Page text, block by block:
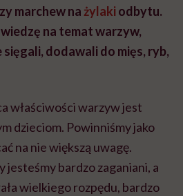
marchew nażylaki odbytu.
na temat warzyw,
sięgali, dodawali do mięs, ryb,
właściwości warzyw jest
dzieciom. Powinniśmy jako
na nie większą uwagę.
jesteśmy bardzo zaganiani, a
wielkiego rozpędu, bardzo